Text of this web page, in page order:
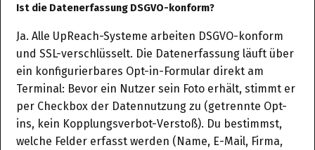
Ist die Datenerfassung DSGVO-konform?
Ja. Alle UpReach-Systeme arbeiten DSGVO-konform
und SSL-verschlüsselt. Die Datenerfassung läuft über
ein konfigurierbares Opt-in-Formular direkt am
Terminal: Bevor ein Nutzer sein Foto erhält, stimmt er
per Checkbox der Datennutzung zu (getrennte Opt-
ins, kein Kopplungsverbot-Verstoß). Du bestimmst,
welche Felder erfasst werden (Name, E-Mail, Firma,